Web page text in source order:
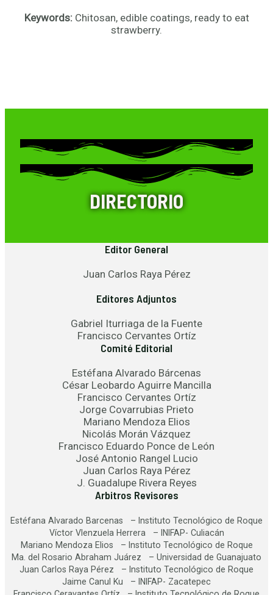
Keywords: Chitosan, edible coatings, ready to eat
strawberry.
DIRECTORIO
Editor General
Juan Carlos Raya Pérez
Editores Adjuntos
Gabriel Iturriaga de la Fuente
Francisco Cervantes Ortíz
Comité Editorial
Estéfana Alvarado Bárcenas
César Leobardo Aguirre Mancilla
Francisco Cervantes Ortíz
Jorge Covarrubias Prieto
Mariano Mendoza Elios
Nicolás Morán Vázquez
Francisco Eduardo Ponce de León
José Antonio Rangel Lucio
Juan Carlos Raya Pérez
J. Guadalupe Rivera Reyes
Arbitros Revisores
Estéfana Alvarado Barcenas – Instituto Tecnológico de Roque
Víctor Vlenzuela Herrera – INIFAP- Culiacán
Mariano Mendoza Elios – Instituto Tecnológico de Roque
Ma. del Rosario Abraham Juárez – Universidad de Guanajuato
Juan Carlos Raya Pérez – Instituto Tecnológico de Roque
Jaime Canul Ku – INIFAP- Zacatepec